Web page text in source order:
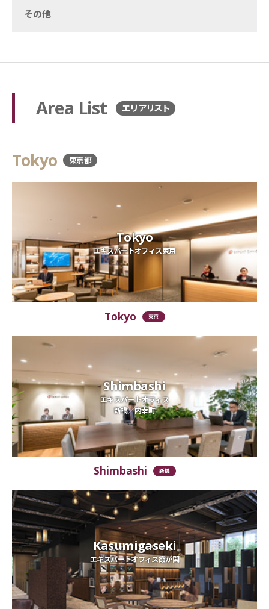
その他
Area List エリアリスト
Tokyo 東京都
Tokyo
エキスパートオフィス東京
Tokyo 東京
Shimbashi
エキスパートオフィス
新橋／内幸町
Shimbashi 新橋
Kasumigaseki
エキスパートオフィス霞が関